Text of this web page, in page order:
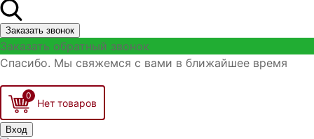
Заказать звонок
Заказать обратный звонок
Спасибо. Мы свяжемся с вами в ближайшее время
0
Вход